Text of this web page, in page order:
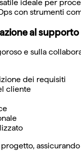
ideale per
con strumenti
al
e sulla
dei requisiti
cliente